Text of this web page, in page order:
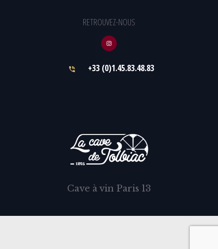
RETROUVEZ-NOUS
+33 (0)1.45.83.48.83
Cave à vin Paris 13